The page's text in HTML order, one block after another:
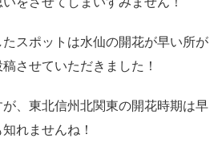
スポットは水仙の開花が早い所が
させていただきました！
、東北信州北関東の開花時期は早
れませんね！